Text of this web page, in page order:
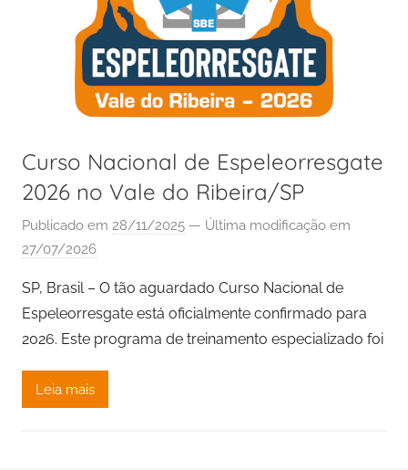
Curso Nacional de Espeleorresgate
2026 no Vale do Ribeira/SP
Publicado em 28/11/2025 — Última modificação em
27/07/2026
SP, Brasil – O tão aguardado Curso Nacional de
Espeleorresgate está oficialmente confirmado para
2026. Este programa de treinamento especializado foi
Leia mais